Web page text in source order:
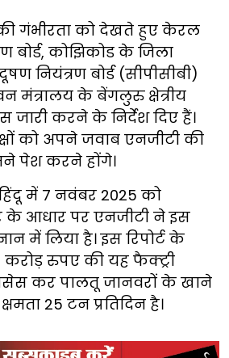
गंभीरता को देखते हुए केरल
बोर्ड, कोझिकोड के जिला
नियंत्रण बोर्ड (सीपीसीबी)
मंत्रालय के बेंगलुरु क्षेत्रीय
जारी करने के निर्देश दिए हैं।
को अपने जवाब एनजीटी की
पेश करने होंगे।
में 7 नवंबर 2025 को
के आधार पर एनजीटी ने इस
में लिया है। इस रिपोर्ट के
रुपए की यह फैक्ट्री
कर पालतू जानवरों के खाने
25 टन प्रतिदिन है।